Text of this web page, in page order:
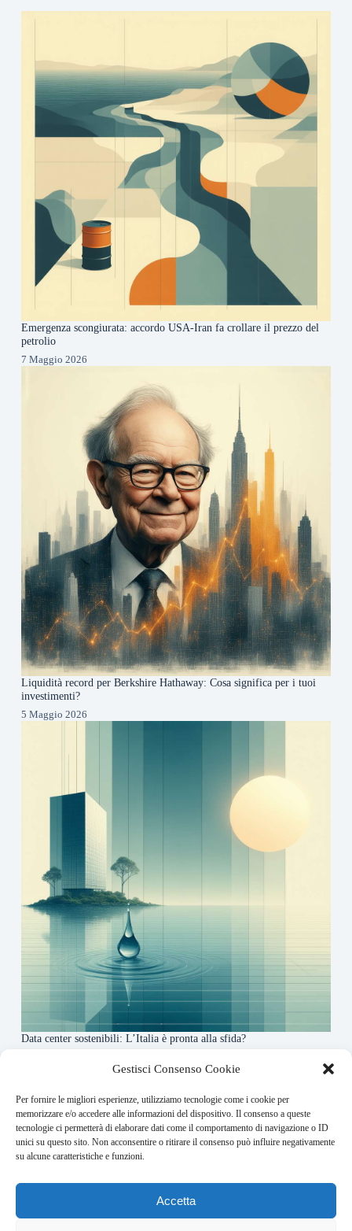
Gestisci Consenso Cookie
Per fornire le migliori esperienze, utilizziamo tecnologie come i cookie per
memorizzare e/o accedere alle informazioni del dispositivo. Il consenso a queste
tecnologie ci permetterà di elaborare dati come il comportamento di navigazione o ID
unici su questo sito. Non acconsentire o ritirare il consenso può influire negativamente
su alcune caratteristiche e funzioni.
Accetta
Emergenza scongiurata: accordo USA-Iran fa crollare il prezzo del
petrolio
7 Maggio 2026
Liquidità record per Berkshire Hathaway: Cosa significa per i tuoi
investimenti?
5 Maggio 2026
Data center sostenibili: L’Italia è pronta alla sfida?
About this website
Finance-Bullet.it ogni giorno trova per te le notizie più
rilevanti in ambito finanziario.
Address:
VIA USODIMARE 3 - 37138 - VERONA (VR)